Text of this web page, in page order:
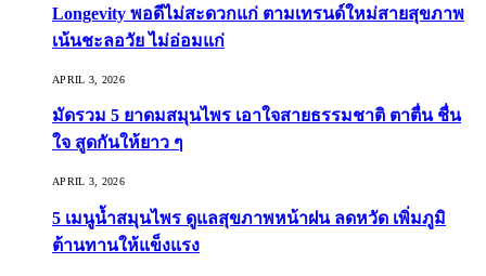
Longevity พอดีไม่สะดวกแก่ ตามเทรนด์ใหม่สายสุขภาพ
เน้นชะลอวัย ไม่อ่อมแก่
APRIL 3, 2026
มัดรวม 5 ยาดมสมุนไพร เอาใจสายธรรมชาติ ตาตื่น ชื่น
ใจ สูดกันให้ยาว ๆ
APRIL 3, 2026
5 เมนูน้ำสมุนไพร ดูแลสุขภาพหน้าฝน ลดหวัด เพิ่มภูมิ
ต้านทานให้แข็งแรง